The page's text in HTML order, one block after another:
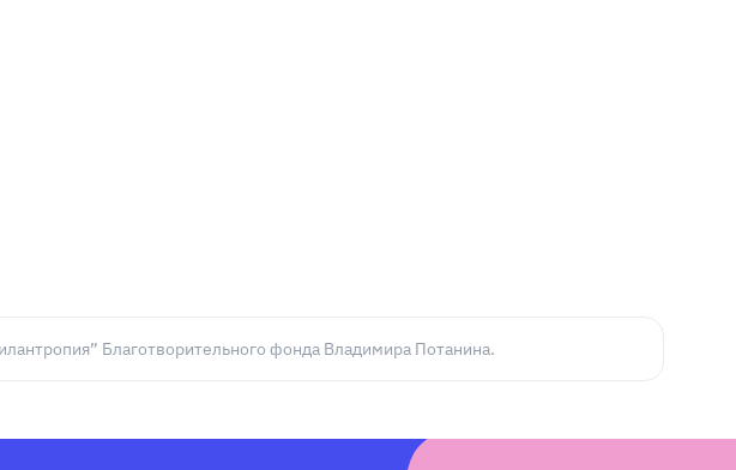
Благотворительного фонда Владимира Потанина.